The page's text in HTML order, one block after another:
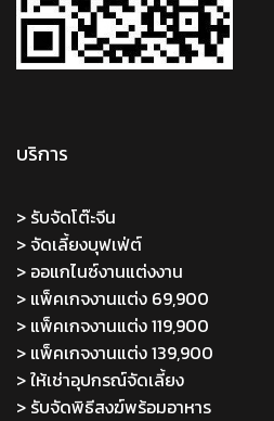
บริการ
> รับจัดโต๊ะจีน
> จัดเลี้ยงบุฟเฟ่ต์
> ออแกไนซ์งานแต่งงาน
> แพ็คเกจงานแต่ง 69,900
> แพ็คเกจงานแต่ง 119,900
> แพ็คเกจงานแต่ง 139,900
> ให้เช่าอุปกรณ์จัดเลี้ยง
> รับจัดพิธีสงฆ์พร้อมอาหาร